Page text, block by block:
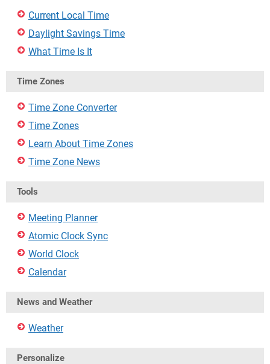
Current Local Time
Daylight Savings Time
What Time Is It
Time Zones
Time Zone Converter
Time Zones
Learn About Time Zones
Time Zone News
Tools
Meeting Planner
Atomic Clock Sync
World Clock
Calendar
News and Weather
Weather
Personalize